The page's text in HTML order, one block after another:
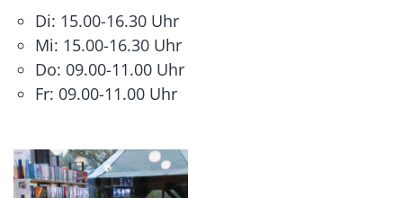
Di: 15.00-16.30 Uhr
Mi: 15.00-16.30 Uhr
Do: 09.00-11.00 Uhr
Fr: 09.00-11.00 Uhr